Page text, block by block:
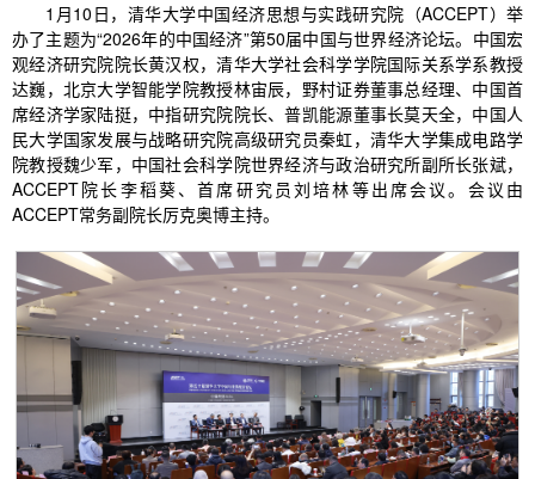
1月10日，清华大学中国经济思想与实践研究院（ACCEPT）举
办了主题为“2026年的中国经济”第50届中国与世界经济论坛。中国宏
观经济研究院院长黄汉权，清华大学社会科学学院国际关系学系教授
达巍，北京大学智能学院教授林宙辰，野村证券董事总经理、中国首
席经济学家陆挺，中指研究院院长、普凯能源董事长莫天全，中国人
民大学国家发展与战略研究院高级研究员秦虹，清华大学集成电路学
院教授魏少军，中国社会科学院世界经济与政治研究所副所长张斌，
ACCEPT院长李稻葵、首席研究员刘培林等出席会议。会议由
ACCEPT常务副院长厉克奥博主持。